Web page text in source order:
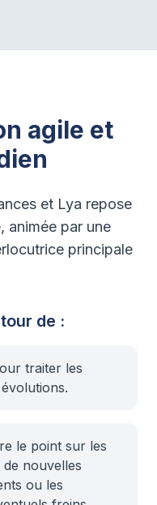
agile et
et Lya repose
animée par une
principale
de :
traiter les
le point sur les
nouvelles
ou les